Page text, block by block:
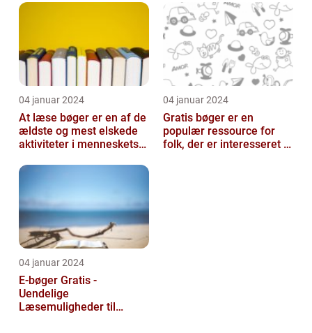
04 januar 2024
At læse bøger er en af de
ældste og mest elskede
aktiviteter i menneskets
04 januar 2024
Gratis bøger er en
populær ressource for
folk, der er interesseret i
04 januar 2024
E-bøger Gratis -
Uendelige
Læsemuligheder til